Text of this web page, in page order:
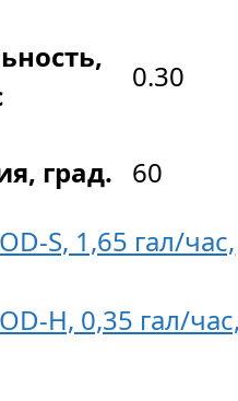
0.30
град.
60
S, 1,65 гал/час,
H, 0,35 гал/